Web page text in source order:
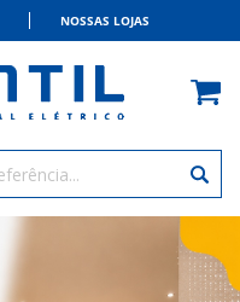
NOSSAS LOJAS